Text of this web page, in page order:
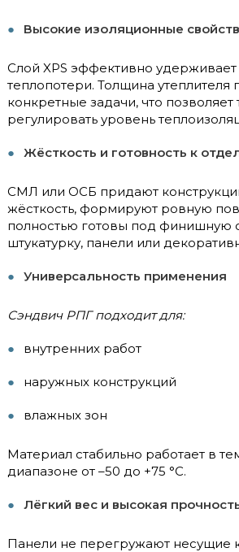
Высокие изоляционные
Слой XPS эффективно
теплопотери. Толщина утеплителя
конкретные задачи, что позволяет
регулировать уровень
Жёсткость и готовность к
СМЛ или ОСБ придают
жёсткость, формируют ровную
полностью готовы под финишную
штукатурку, панели или
Универсальность применения
Сэндвич РПГ подходит для:
внутренних работ
наружных конструкций
влажных зон
Материал стабильно работает в
диапазоне от –50 до +75 °C.
Лёгкий вес и высокая
Панели не перегружают несущие